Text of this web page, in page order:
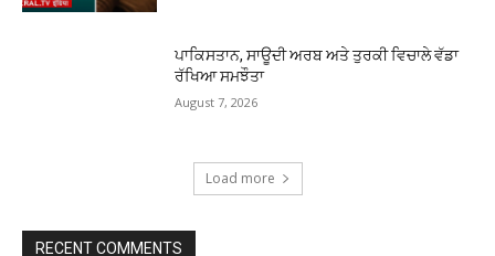
ਪਾਕਿਸਤਾਨ, ਸਾਊਦੀ ਅਰਬ ਅਤੇ ਤੁਰਕੀ ਵਿਚਾਲੇ ਵੱਡਾ
ਰੱਖਿਆ ਸਮਝੌਤਾ
August 7, 2026
Load more
RECENT COMMENTS